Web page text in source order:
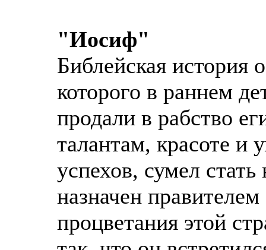
"Иосиф"
Библейская история
которого в раннем
продали в рабство
талантам, красоте
успехов, сумел
назначен
процветания этой